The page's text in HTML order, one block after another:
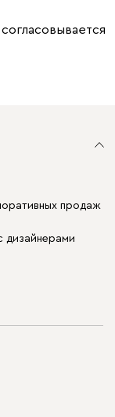
продаж
дизайнерами